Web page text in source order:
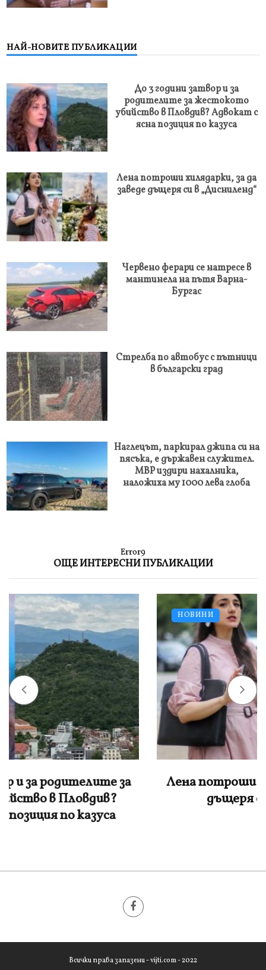
НАЙ-НОВИТЕ ПУБЛИКАЦИИ
До 3 години затвор и за
родителите за жестокото
убийство в Пловдив? Адвокат с
ясна позиция по казуса
Лена потроши хилядарки, за да
заведе дъщеря си в „Дисниленд“
Червено ферари се натресе в
мантинела на пътя Варна-
Бургас
Стрелба по автобус с пътници
в български град
Наглецът, паркирал джипа си на
пясъка, е държавен служител.
МВР издири нахалника,
наложиха му 1000 лева глоба
Error9
ОЩЕ ИНТЕРЕСНИ ПУБЛИКАЦИИ
НОВИНИ
Лена потроши хилядарки, за да заведе
дъщеря си в „Дисниленд“
Всички права запазени - vijti.com - 2022